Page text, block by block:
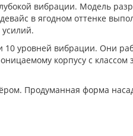
вибрации. Модель
в ягодном оттенке
уровней вибрации. Они
корпусу с классом
Продуманная форма